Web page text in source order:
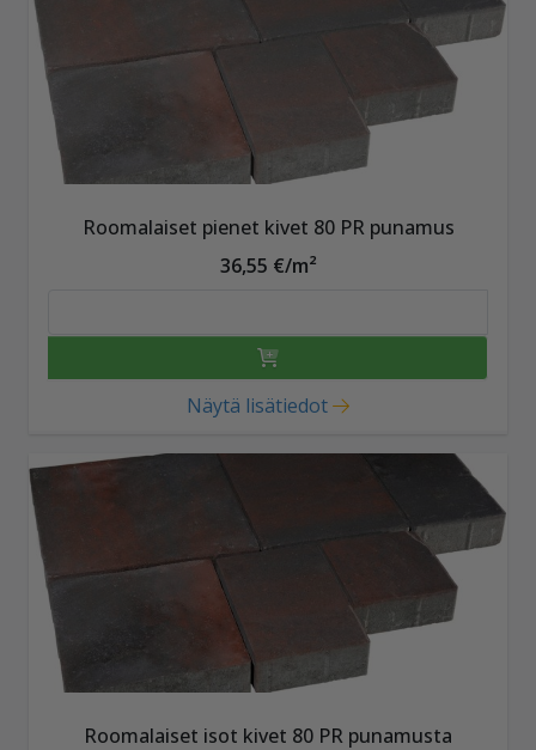
Roomalaiset pienet kivet 80 PR punamus
36,55 €/m²
Näytä lisätiedot
Roomalaiset isot kivet 80 PR punamusta